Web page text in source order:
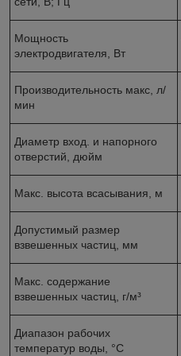
Мощность
электродвигателя, Вт
Производительность макс, л/
мин
Диаметр вход. и напорного
отверстий, дюйм
Макс. высота всасывания, м
Допустимый размер
взвешенных частиц, мм
Макс. содержание
взвешенных частиц, г/м³
Диапазон рабочих
температур воды, °С